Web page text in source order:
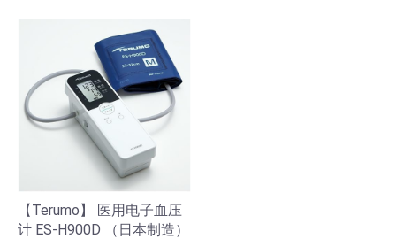
【Terumo】 医用电子血压
计 ES-H900D （日本制造）